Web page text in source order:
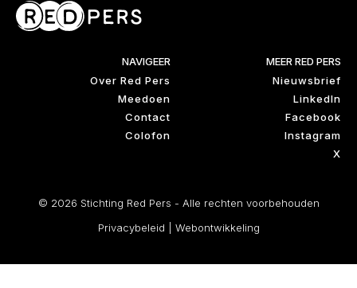
NAVIGEER
Over Red Pers
Meedoen
Contact
Colofon
MEER RED PERS
Nieuwsbrief
LinkedIn
Facebook
Instagram
X
© 2026 Stichting Red Pers - Alle rechten voorbehouden
Privacybeleid
Webontwikkeling